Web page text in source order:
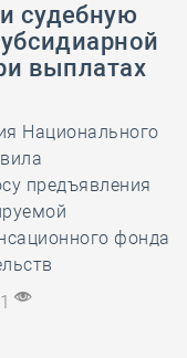
судебную
выплатах
Национального
предъявления
фонда